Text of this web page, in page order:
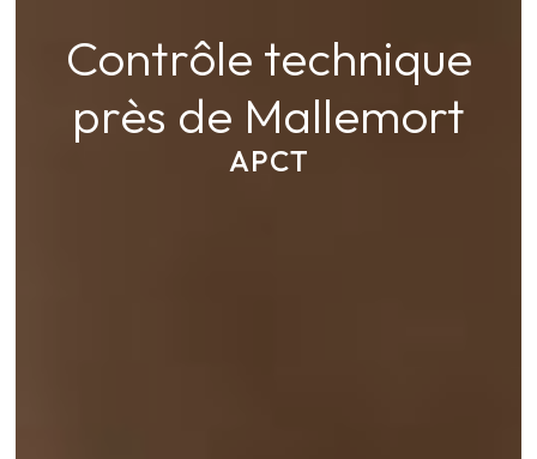
Contrôle technique
près de Mallemort
APCT